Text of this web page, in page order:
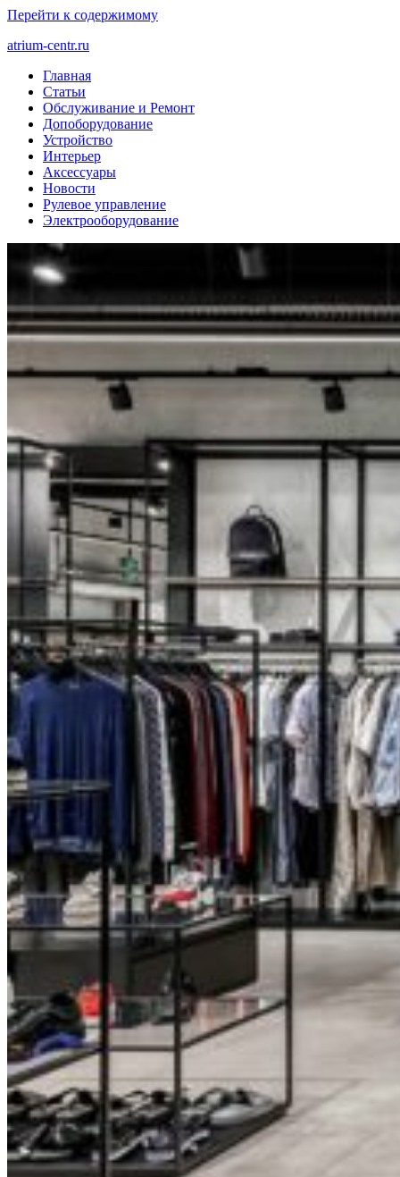
Перейти к содержимому
atrium-centr.ru
Главная
Статьи
Обслуживание и Ремонт
Допоборудование
Устройство
Интерьер
Аксессуары
Новости
Рулевое управление
Электрооборудование